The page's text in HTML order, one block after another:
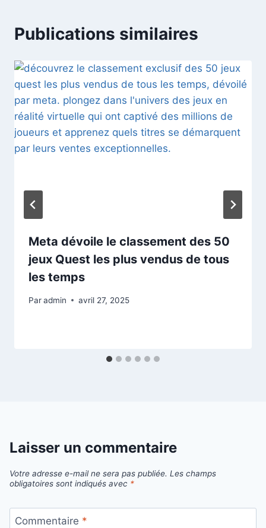
Publications similaires
Meta dévoile le classement des 50
jeux Quest les plus vendus de tous
les temps
Paradmin avril 27, 2025
Laisser un commentaire
Votre adresse e-mail ne sera pas publiée. Les champs
obligatoires sont indiqués avec *
Commentaire *